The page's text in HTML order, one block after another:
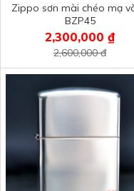
Zippo sơn mài chéo mạ
BZP45
2,300,000 ₫
2,600,000 đ